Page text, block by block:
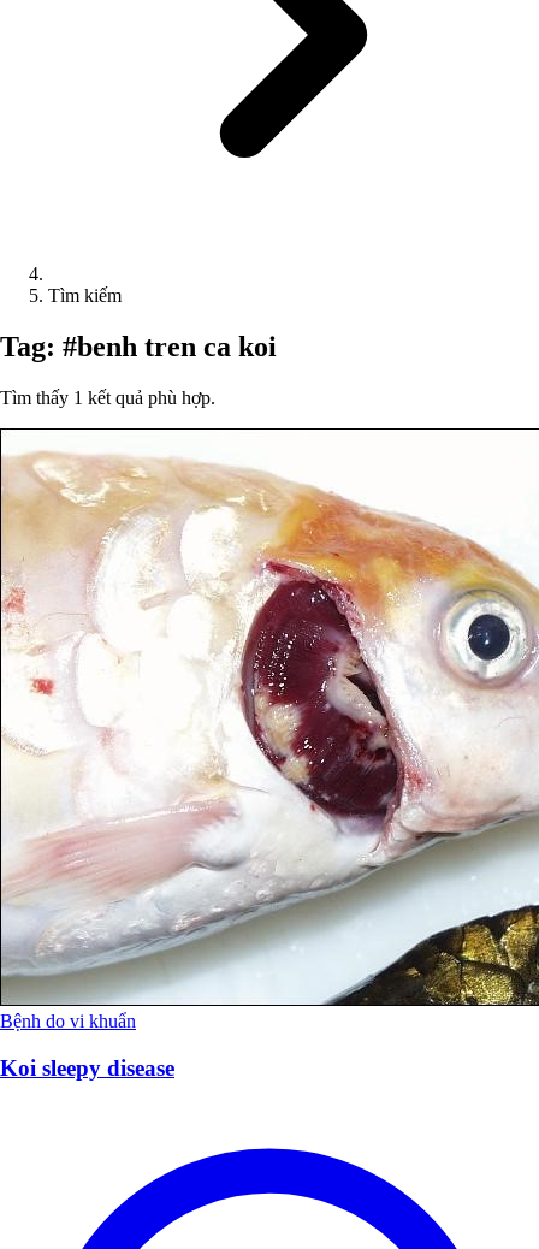
Tìm kiếm
Tag: #benh tren ca koi
Tìm thấy 1 kết quả phù hợp.
Bệnh do vi khuẩn
Koi sleepy disease